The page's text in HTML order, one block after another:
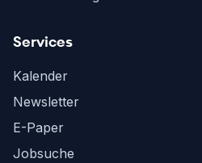
Services
Kalender
Newsletter
E-Paper
Jobsuche